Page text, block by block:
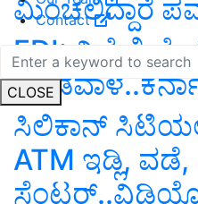
Contact
CLOSE
ಮಿಂಚಲಿದ್ದಾರೆ
FDI: ವಿದೇಶಿ
ಸಿಲಿಕಾನ್‌
ATM ಇಡ್ಲಿ, ವಡೆ,